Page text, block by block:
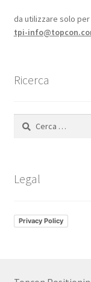
da utilizzare solo per
tpi-
Ricerca
Ricerca
Legal
Privacy Policy